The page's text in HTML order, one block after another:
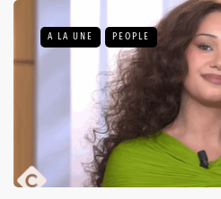
A LA UNE PEOPLE